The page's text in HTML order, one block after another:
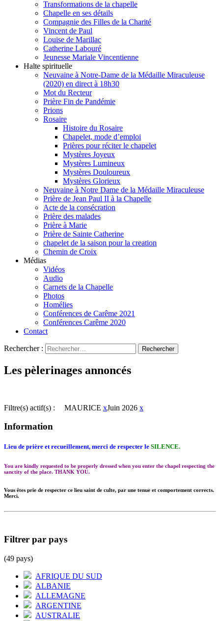
Transformations de la chapelle
Chapelle en ses détails
Compagnie des Filles de la Charité
Vincent de Paul
Louise de Marillac
Catherine Labouré
Jeunesse Mariale Vincentienne
Halte spirituelle
Neuvaine à Notre-Dame de la Médaille Miraculeuse
(2020) en direct à 18h30
Mot du Recteur
Prière Fin de Pandémie
Prions
Rosaire
Histoire du Rosaire
Chapelet, mode d’emploi
Prières pour réciter le chapelet
Mystères Joyeux
Mystères Lumineux
Mystères Douloureux
Mystères Glorieux
Neuvaine à Notre Dame de la Médaille Miraculeuse
Prière de Jean Paul II à la Chapelle
Acte de la consécration
Prière des malades
Prière à Marie
Prière de Sainte Catherine
chapelet de la saison pour la creation
Chemin de Croix
Médias
Vidéos
Audio
Carnets de la Chapelle
Photos
Homélies
Conférences de Carême 2021
Conférences Carême 2020
Contact
Rechercher :
Les pèlerinages annoncés
Filtre(s) actif(s) : MAURICE xJuin 2026 x
Information
Lieu de prière et recueillement, merci de respecter le SILENCE.
You are kindly requested to be properly dressed when you enter the chapel respecting the
sanctity of the place. THANK YOU.
Vous êtes prie de respecter ce lieu saint de culte, par une tenue et comportement corrects.
Merci.
Filtrer par pays
(49 pays)
AFRIQUE DU SUD
ALBANIE
ALLEMAGNE
ARGENTINE
AUSTRALIE